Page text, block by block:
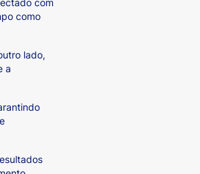
com
como
lado,
a